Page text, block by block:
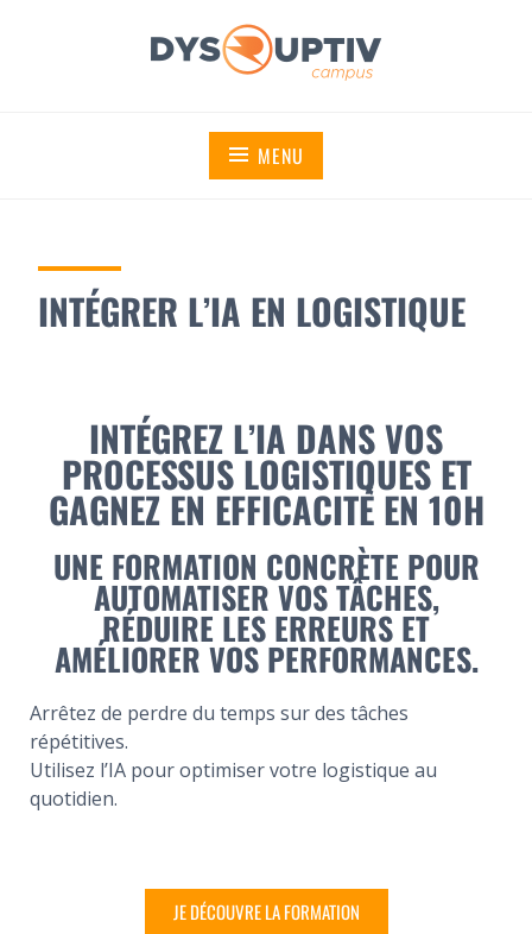
MENU
INTÉGRER L’IA EN LOGISTIQUE
INTÉGREZ L’IA DANS VOS
PROCESSUS LOGISTIQUES ET
GAGNEZ EN EFFICACITÉ EN 10H
UNE FORMATION CONCRÈTE POUR
AUTOMATISER VOS TÂCHES,
RÉDUIRE LES ERREURS ET
AMÉLIORER VOS PERFORMANCES.
Arrêtez de perdre du temps sur des tâches
répétitives.
Utilisez l’IA pour optimiser votre logistique au
quotidien.
JE DÉCOUVRE LA FORMATION